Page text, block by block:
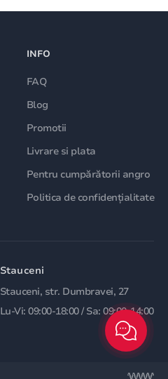
INFO
FAQ
Blog
Promotii
Livrare si plata
Pentru cumpărătorii angro
Politica de confidențialitate
Stauceni
Stauceni, str. Dumbravei, 27
Lu-Vi: 09:00-18:00 / Sa: 09:00-14:00